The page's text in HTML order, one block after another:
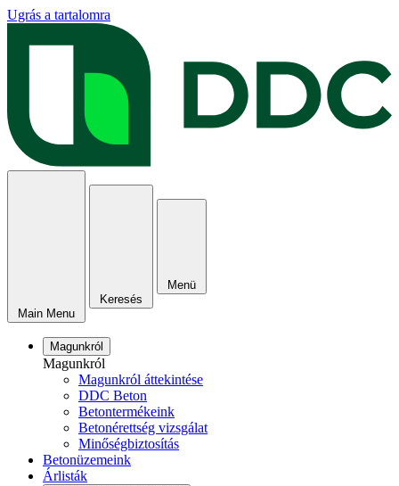
Ugrás a tartalomra
Main Menu
Keresés
Menü
Magunkról
Magunkról
Magunkról áttekintése
DDC Beton
Betontermékeink
Betonérettség vizsgálat
Minőségbiztosítás
Betonüzemeink
Árlisták